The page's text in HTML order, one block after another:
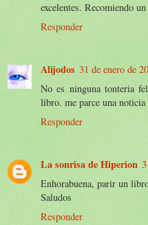
excelentes. Recomiendo
Responder
Alijodos 31 de enero de
No es ninguna tonteria
libro. me parce una
Responder
La sonrisa de Hiperion
Enhorabuena, parir un
Saludos
Responder